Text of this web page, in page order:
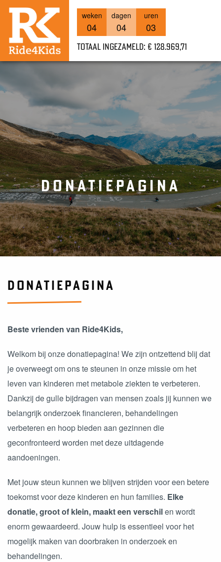
weken
04
dagen
04
uren
03
Totaal ingezameld: € 128.969,71
DONATIEPAGINA
DONATIEPAGINA
Beste vrienden van Ride4Kids,
Welkom bij onze donatiepagina! We zijn ontzettend blij dat
je overweegt om ons te steunen in onze missie om het
leven van kinderen met metabole ziekten te verbeteren.
Dankzij de gulle bijdragen van mensen zoals jij kunnen we
belangrijk onderzoek financieren, behandelingen
verbeteren en hoop bieden aan gezinnen die
geconfronteerd worden met deze uitdagende
aandoeningen.
Met jouw steun kunnen we blijven strijden voor een betere
toekomst voor deze kinderen en hun families. Elke
donatie, groot of klein, maakt een verschilen wordt
enorm gewaardeerd. Jouw hulp is essentieel voor het
mogelijk maken van doorbraken in onderzoek en
behandelingen.